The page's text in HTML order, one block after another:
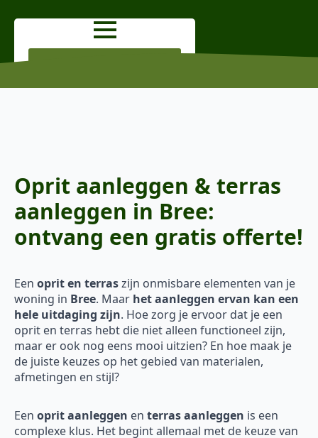
Oprit aanleggen & terras
aanleggen in Bree:
ontvang een gratis offerte!
Een oprit en terraszijn onmisbare elementen van je
woning in Bree. Maar het aanleggen ervan kan een
hele uitdaging zijn. Hoe zorg je ervoor dat je een
oprit en terras hebt die niet alleen functioneel zijn,
maar er ook nog eens mooi uitzien? En hoe maak je
de juiste keuzes op het gebied van materialen,
afmetingen en stijl?
Een oprit aanleggen en terras aanleggen is een
complexe klus. Het begint allemaal met de keuze van